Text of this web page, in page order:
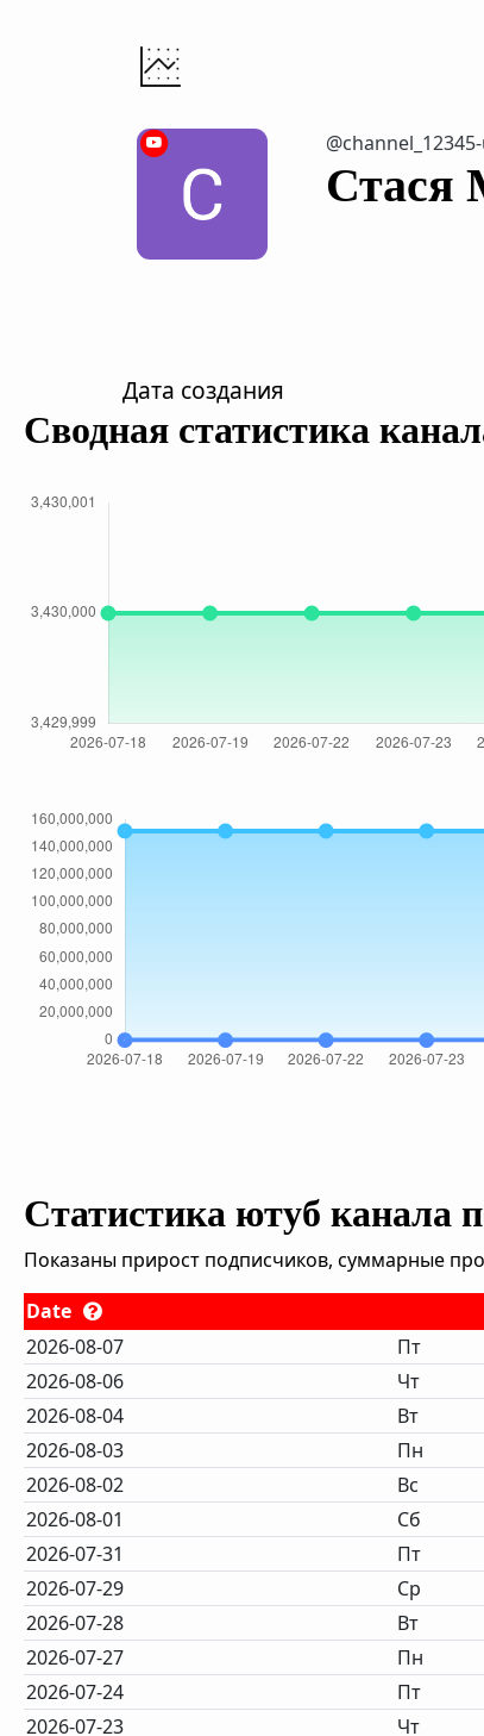
Стася
Дата создания
Сводная статистика
Статистика ютуб канала
Показаны прирост подписчиков, суммарные
Date
2026-08-07
Пт
2026-08-06
Чт
2026-08-04
Вт
2026-08-03
Пн
2026-08-02
Вс
2026-08-01
Сб
2026-07-31
Пт
2026-07-29
Ср
2026-07-28
Вт
2026-07-27
Пн
2026-07-24
Пт
2026-07-23
Чт